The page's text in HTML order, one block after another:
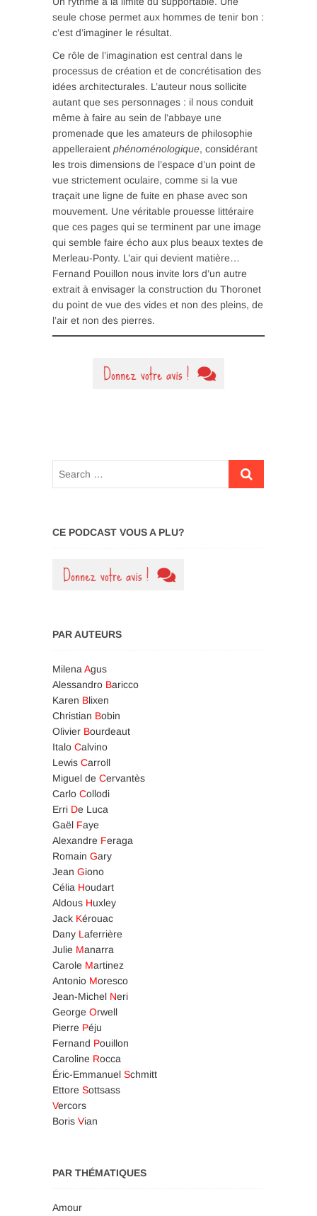
seule chose permet aux hommes de tenir bon :
c’est d’imaginer le résultat.
Ce rôle de l’imagination est central dans le
processus de création et de concrétisation des
idées architecturales. L’auteur nous sollicite
autant que ses personnages : il nous conduit
même à faire au sein de l’abbaye une
promenade que les amateurs de philosophie
appelleraient phénoménologique, considérant
les trois dimensions de l’espace d’un point de
vue strictement oculaire, comme si la vue
traçait une ligne de fuite en phase avec son
mouvement. Une véritable prouesse littéraire
que ces pages qui se terminent par une image
qui semble faire écho aux plus beaux textes de
Merleau-Ponty. L’air qui devient matière…
Fernand Pouillon nous invite lors d’un autre
extrait à envisager la construction du Thoronet
du point de vue des vides et non des pleins, de
l’air et non des pierres.
CE PODCAST VOUS A PLU?
PAR AUTEURS
MilenaAgus
Alessandro Baricco
Karen Blixen
Christian Bobin
Olivier Bourdeaut
Italo Calvino
Lewis Carroll
Miguel de Cervantès
Carlo Collodi
Erri De Luca
Gaël Faye
Alexandre Feraga
Romain Gary
Jean Giono
Célia Houdart
Aldous Huxley
Jack Kérouac
Dany Laferrière
Julie Manarra
Carole Martinez
Antonio Moresco
Jean-Michel Neri
George Orwell
Pierre Péju
Fernand Pouillon
Caroline Rocca
Éric-Emmanuel Schmitt
Ettore Sottsass
Vercors
Boris Vian
PAR THÉMATIQUES
Amour